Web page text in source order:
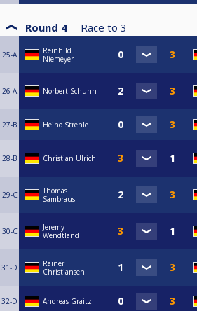
Round 4 Race to 3
25-A
Reinhild
Niemeyer
26-A Norbert Schunn
27-B Heino Strehle
28-B Christian Ulrich
29-C
Thomas
Sambraus
30-C
Jeremy
Wendtland
31-D
Rainer
Christiansen
32-D Andreas Graitz